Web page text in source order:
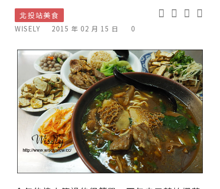
北投站美食
WISELY 2015 年 02 月 15 日 0